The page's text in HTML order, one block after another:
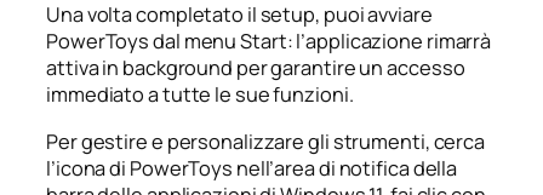
Una volta completato il setup, puoi avviare
PowerToys dal menu Start: l’applicazione rimarrà
attiva in background per garantire un accesso
immediato a tutte le sue funzioni.
Per gestire e personalizzare gli strumenti, cerca
l’icona di PowerToys nell’area di notifica della